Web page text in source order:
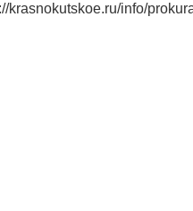
krasnokutskoe.ru/info/